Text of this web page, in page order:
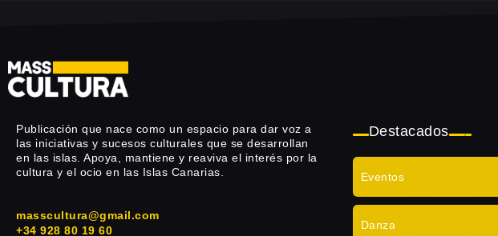
Publicación que nace como un espacio para dar voz a
las iniciativas y sucesos culturales que se desarrollan
en las islas. Apoya, mantiene y reaviva el interés por la
cultura y el ocio en las Islas Canarias.
masscultura@gmail.com
+34 928 80 19 60
Destacados
Eventos
Danza